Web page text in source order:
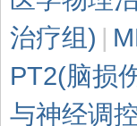
西
医
康
治疗组) |
PT2(脑损
与神经调